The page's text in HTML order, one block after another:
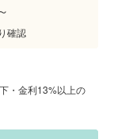
確認
・金利13%以上の